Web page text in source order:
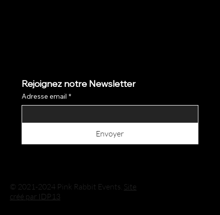
Rejoignez notre Newsletter
Adresse email *
Envoyer
© 2021-2024 Pink Rabbit Events. Site
créé par IDP13